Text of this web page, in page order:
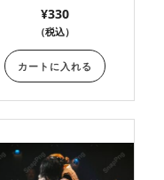
¥330
（税込）
カートに入れる